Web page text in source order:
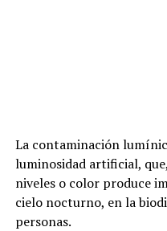
La contaminación
luminosidad artificial,
niveles o color produce
cielo nocturno, en la
personas.